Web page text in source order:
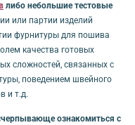
либо небольшие тестовые
или партии изделий
фурнитуры для пошива
качества готовых
сложностей, связанных с
поведением швейного
и т.д.
ознакомиться с